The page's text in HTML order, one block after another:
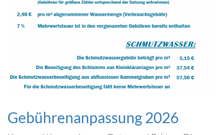
Gebührenanpassung 2026